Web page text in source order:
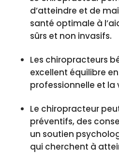
d’atteindre et de
santé optimale à
sûrs et non invasifs.
Les chiropracteurs
excellent équilibre
professionnelle et la
Le chiropracteur
préventifs, des
un soutien
qui cherchent à